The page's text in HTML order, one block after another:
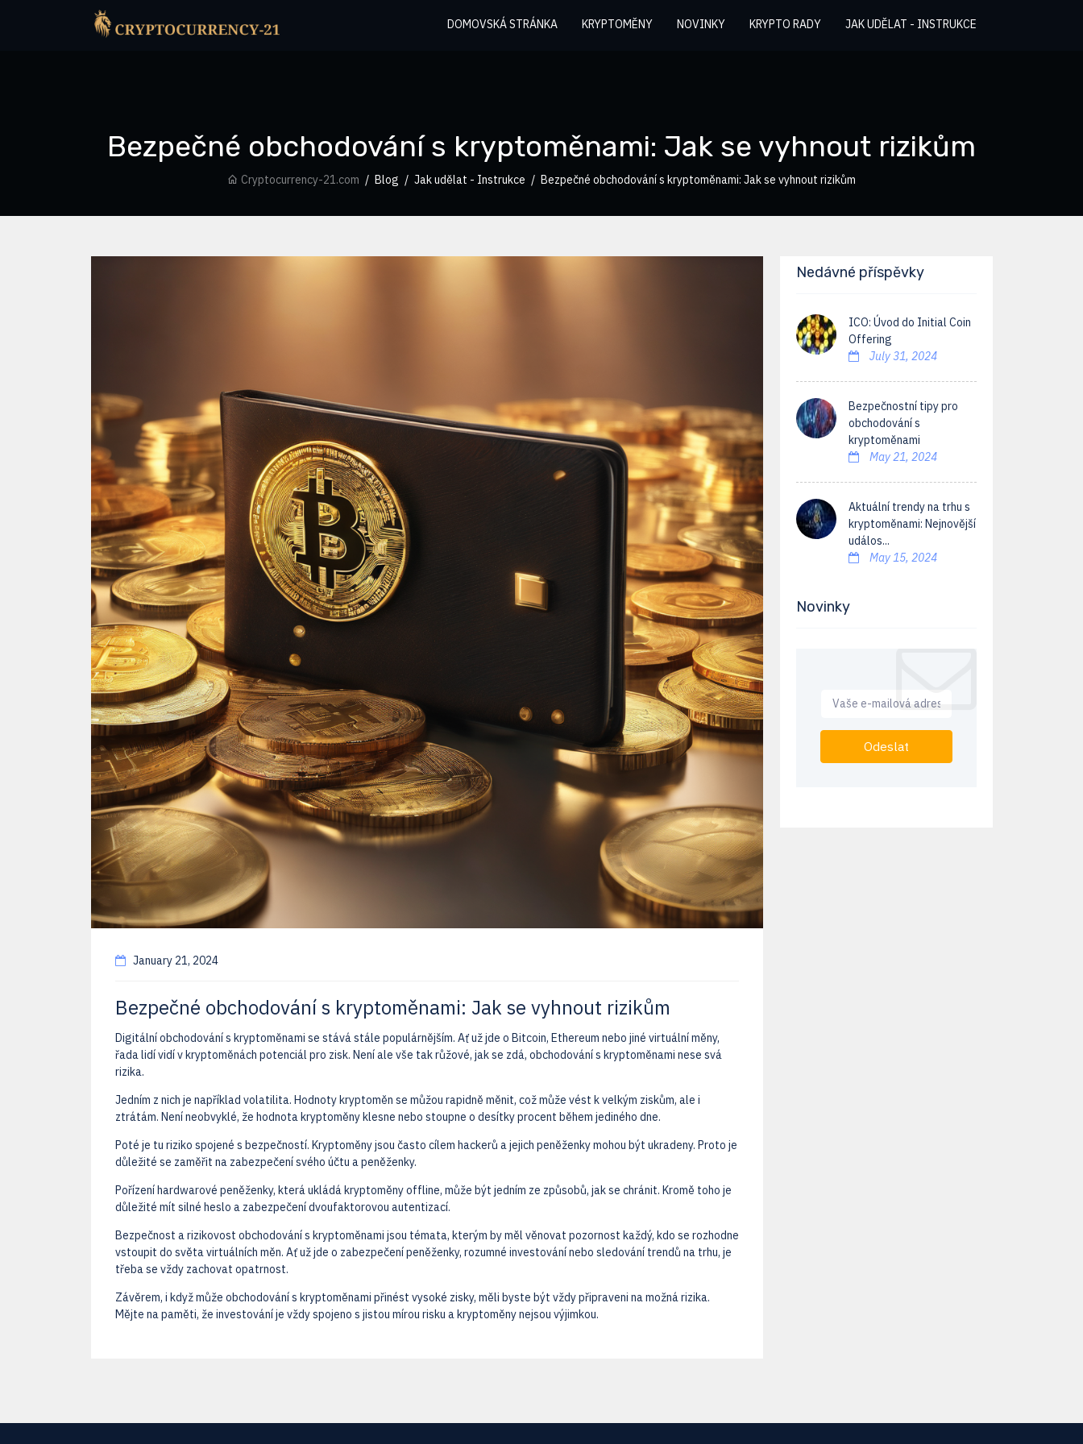
DOMOVSKÁ STRÁNKA KRYPTOMĚNY NOVINKY KRYPTO RADY JAK UDĚLAT - INSTRUKCE
Bezpečné obchodování s kryptoměnami: Jak se vyhnout rizikům
Cryptocurrency-21.com Blog Jak udělat - Instrukce Bezpečné obchodování s kryptoměnami: Jak se vyhnout rizikům
January 21, 2024
Bezpečné obchodování s kryptoměnami: Jak se vyhnout rizikům
Digitální obchodování s kryptoměnami se stává stále populárnějším. Ať už jde o Bitcoin, Ethereum nebo jiné virtuální měny,
řada lidí vidí v kryptoměnách potenciál pro zisk. Není ale vše tak růžové, jak se zdá, obchodování s kryptoměnami nese svá
rizika.
Jedním z nich je například volatilita. Hodnoty kryptoměn se můžou rapidně měnit, což může vést k velkým ziskům, ale i
ztrátám. Není neobvyklé, že hodnota kryptoměny klesne nebo stoupne o desítky procent během jediného dne.
Poté je tu riziko spojené s bezpečností. Kryptoměny jsou často cílem hackerů a jejich peněženky mohou být ukradeny. Proto je
důležité se zaměřit na zabezpečení svého účtu a peněženky.
Pořízení hardwarové peněženky, která ukládá kryptoměny offline, může být jedním ze způsobů, jak se chránit. Kromě toho je
důležité mít silné heslo a zabezpečení dvoufaktorovou autentizací.
Bezpečnost a rizikovost obchodování s kryptoměnami jsou témata, kterým by měl věnovat pozornost každý, kdo se rozhodne
vstoupit do světa virtuálních měn. Ať už jde o zabezpečení peněženky, rozumné investování nebo sledování trendů na trhu, je
třeba se vždy zachovat opatrnost.
Závěrem, i když může obchodování s kryptoměnami přinést vysoké zisky, měli byste být vždy připraveni na možná rizika.
Mějte na paměti, že investování je vždy spojeno s jistou mírou risku a kryptoměny nejsou výjimkou.
Nedávné příspěvky
ICO: Úvod do Initial Coin
Offering
July 31, 2024
Bezpečnostní tipy pro
obchodování s
kryptoměnami
May 21, 2024
Aktuální trendy na trhu s
kryptoměnami: Nejnovější
událos...
May 15, 2024
Novinky
Odeslat